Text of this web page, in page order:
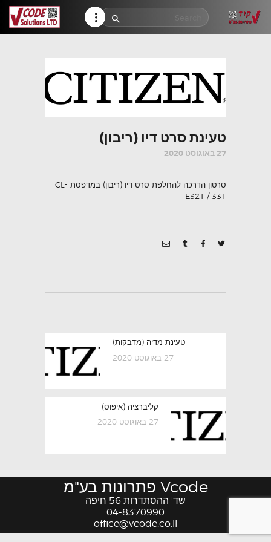
HELP CENTER
CONTACTS
טעינת סרט דיו (ריבון)
27 באוגוסט 2020
סרטון הדרכה להחלפת סרט דיו (ריבון) במדפסת CL-
E321 / 331
post:
טעינת מדיה (מדבקות)
27 באוגוסט 2020
Next
post:
קליברציה (איפוס)
27 באוגוסט 2020
office@vcode.co.il
04-8370990
שד' ההסתדרות 56 חיפה
Vcode פתרונות בע"מ